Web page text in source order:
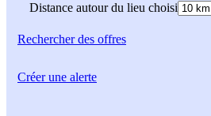
Distance autour du lieu choisi
Rechercherdes offres
Créer une alerte